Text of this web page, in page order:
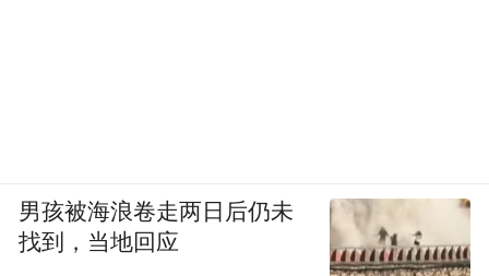
男孩被海浪卷走两日后仍未
找到，当地回应